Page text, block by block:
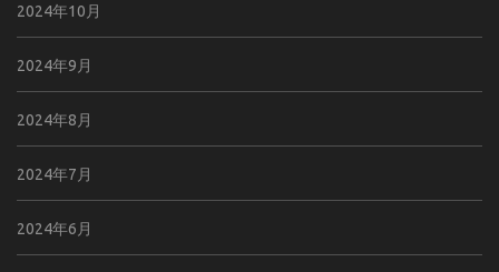
2024年10月
2024年9月
2024年8月
2024年7月
2024年6月